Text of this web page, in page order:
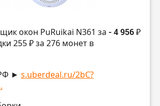
окон PuRuikai N361 за - 4 956 ₽
255 ₽ за 276 монет в
► s.uberdeal.ru/2bC?